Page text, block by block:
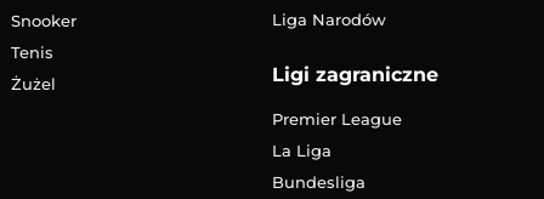
Snooker
Tenis
Żużel
Liga Narodów
Ligi zagraniczne
Premier League
La Liga
Bundesliga